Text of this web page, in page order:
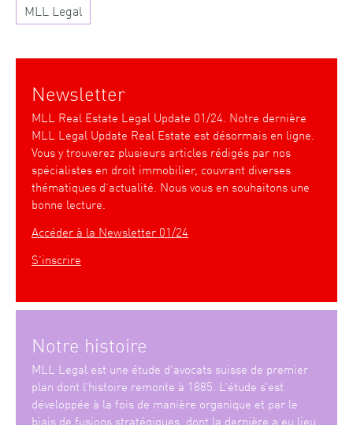
MLL Legal
Newsletter
MLL Real Estate Legal Update 01/24. Notre dernière
MLL Legal Update Real Estate est désormais en ligne.
Vous y trouverez plusieurs articles rédigés par nos
spécialistes en droit immobilier, couvrant diverses
thématiques d’actualité. Nous vous en souhaitons une
bonne lecture.
Accéder à la Newsletter 01/24
S’inscrire
Notre histoire
MLL Legal est une étude d’avocats suisse de premier
plan dont l’histoire remonte à 1885. L’étude s’est
développée à la fois de manière organique et par le
biais de fusions stratégiques, dont la dernière a eu lieu